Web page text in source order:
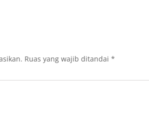
Ruas yang wajib ditandai *